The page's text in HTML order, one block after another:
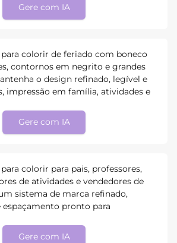
Gere com IA
colorir de feriado com boneco
contornos em negrito e grandes
o design refinado, legível e
impressão em família, atividades e
Gere com IA
colorir para pais, professores,
de atividades e vendedores de
sistema de marca refinado,
espaçamento pronto para
Gere com IA